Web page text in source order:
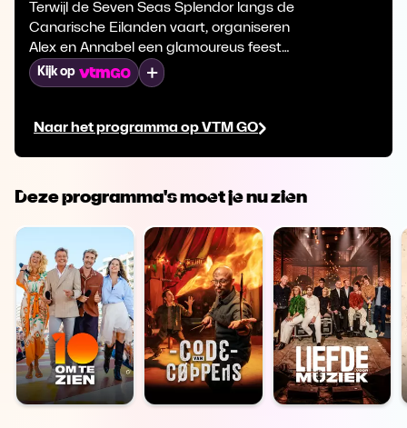
Naar het programma op VTM GO
Terwijl de Seven Seas Splendor langs de
Canarische Eilanden vaart, organiseren
Alex en Annabel een glamoureus feest
om het 30-jarig bestaan van de
cruisemaatschappij te vieren. Terwijl de
bezoeken sommelier Diana en
Kijk op
Deze programma's moet je nu zien